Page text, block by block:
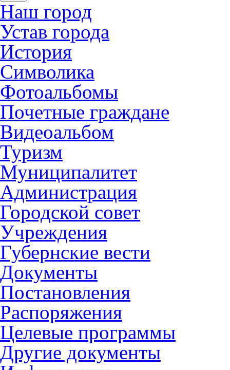
Наш город
Устав города
История
Символика
Фотоальбомы
Почетные граждане
Видеоальбом
Туризм
Муниципалитет
Администрация
Городской совет
Учреждения
Губернские вести
Документы
Постановления
Распоряжения
Целевые программы
Другие документы